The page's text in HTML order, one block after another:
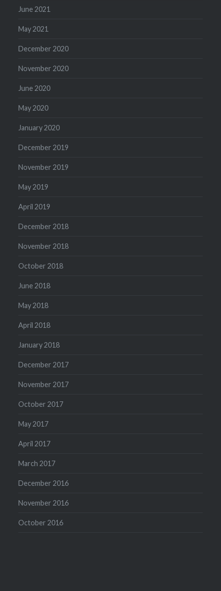
June 2021
May 2021
December 2020
November 2020
June 2020
May 2020
January 2020
December 2019
November 2019
May 2019
April 2019
December 2018
November 2018
October 2018
June 2018
May 2018
April 2018
January 2018
December 2017
November 2017
October 2017
May 2017
April 2017
March 2017
December 2016
November 2016
October 2016